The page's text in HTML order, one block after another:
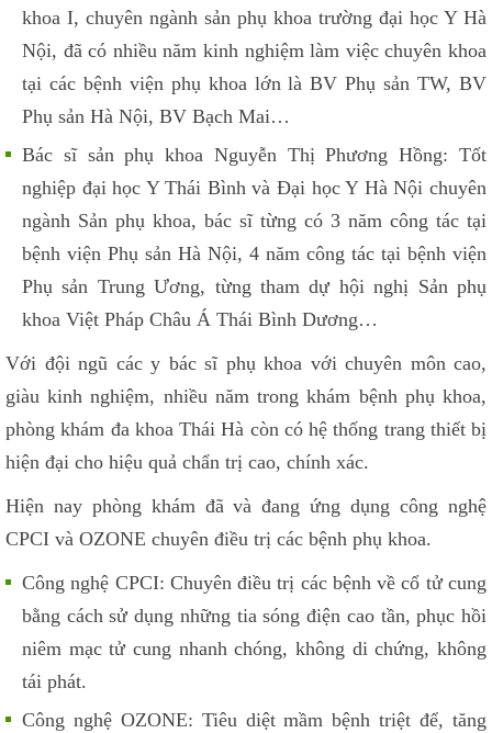
khoa I, chuyên ngành sản phụ khoa trường đại học Y Hà
Nội, đã có nhiều năm kinh nghiệm làm việc chuyên khoa
tại các bệnh viện phụ khoa lớn là BV Phụ sản TW, BV
Phụ sản Hà Nội, BV Bạch Mai…
Bác sĩ sản phụ khoa Nguyễn Thị Phương Hồng: Tốt
nghiệp đại học Y Thái Bình và Đại học Y Hà Nội chuyên
ngành Sản phụ khoa, bác sĩ từng có 3 năm công tác tại
bệnh viện Phụ sản Hà Nội, 4 năm công tác tại bệnh viện
Phụ sản Trung Ương, từng tham dự hội nghị Sản phụ
khoa Việt Pháp Châu Á Thái Bình Dương…
Với đội ngũ các y bác sĩ phụ khoa với chuyên môn cao,
giàu kinh nghiệm, nhiều năm trong khám bệnh phụ khoa,
phòng khám đa khoa Thái Hà còn có hệ thống trang thiết bị
hiện đại cho hiệu quả chẩn trị cao, chính xác.
Hiện nay phòng khám đã và đang ứng dụng công nghệ
CPCI và OZONE chuyên điều trị các bệnh phụ khoa.
Công nghệ CPCI: Chuyên điều trị các bệnh về cổ tử cung
bằng cách sử dụng những tia sóng điện cao tần, phục hồi
niêm mạc tử cung nhanh chóng, không di chứng, không
tái phát.
Công nghệ OZONE: Tiêu diệt mầm bệnh triệt để, tăng